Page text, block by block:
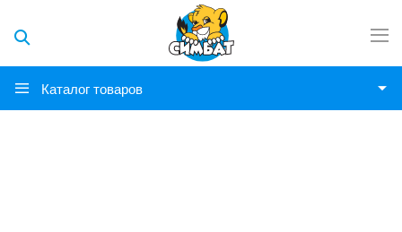
Каталог товаров